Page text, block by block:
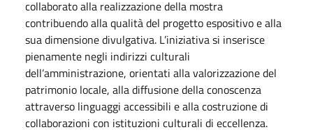
collaborato alla realizzazione della mostra
contribuendo alla qualità del progetto espositivo e alla
sua dimensione divulgativa. L’iniziativa si inserisce
pienamente negli indirizzi culturali
dell’amministrazione, orientati alla valorizzazione del
patrimonio locale, alla diffusione della conoscenza
attraverso linguaggi accessibili e alla costruzione di
collaborazioni con istituzioni culturali di eccellenza.